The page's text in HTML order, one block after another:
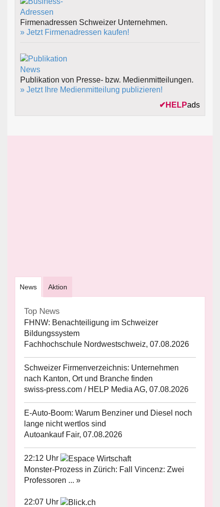
Firmenadressen Schweizer Unternehmen.
» Jetzt Firmenadressen kaufen!
Publikation von Presse- bzw. Medienmitteilungen.
» Jetzt Ihre Medienmitteilung publizieren!
✔ HELPads
News Aktion
Top News
FHNW: Benachteiligung im Schweizer
Bildungssystem
Fachhochschule Nordwestschweiz, 07.08.2026
Schweizer Firmenverzeichnis: Unternehmen
nach Kanton, Ort und Branche finden
swiss-press.com / HELP Media AG, 07.08.2026
E-Auto-Boom: Warum Benziner und Diesel noch
lange nicht wertlos sind
Autoankauf Fair, 07.08.2026
22:12 Uhr
Monster-Prozess in Zürich: Fall Vincenz: Zwei
Professoren ... »
22:07 Uhr